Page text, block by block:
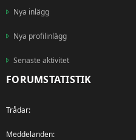
Nya inlägg
Nya profilinlägg
Senaste aktivitet
FORUMSTATISTIK
Trådar
Meddelanden